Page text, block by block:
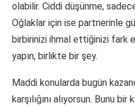
olabilir. Ciddi düşünme,
Oğlaklar için ise partnerinle
birbirinizi ihmal ettiğinizi fark
yapın, birlikte bir şey.
Maddi konularda bugün
karşılığını alıyorsun. Bunu